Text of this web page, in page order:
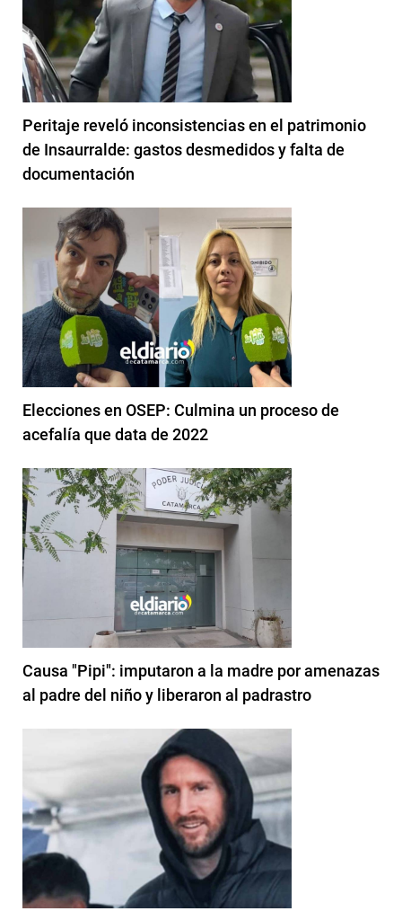
Peritaje reveló inconsistencias en el patrimonio
de Insaurralde: gastos desmedidos y falta de
documentación
Elecciones en OSEP: Culmina un proceso de
acefalía que data de 2022
Causa "Pipi": imputaron a la madre por amenazas
al padre del niño y liberaron al padrastro